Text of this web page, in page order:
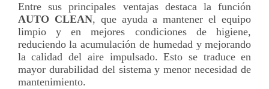
Entre sus principales ventajas destaca la función
AUTO CLEAN, que ayuda a mantener el equipo
limpio y en mejores condiciones de higiene,
reduciendo la acumulación de humedad y mejorando
la calidad del aire impulsado. Esto se traduce en
mayor durabilidad del sistema y menor necesidad de
mantenimiento.